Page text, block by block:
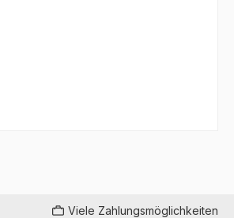
Viele Zahlungsmöglichkeiten